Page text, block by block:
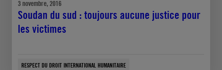
3 novembre, 2016
Soudan du sud : toujours aucune justice pour
les victimes
RESPECT DU DROIT INTERNATIONAL HUMANITAIRE